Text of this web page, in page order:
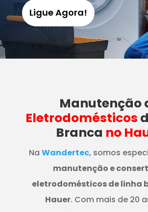
Ligue Agora!
Manutenção
Eletrodomésticos
Branca no
Na Wandertec, somos
manutenção e
eletrodomésticos de linha
Hauer. Com mais de 20